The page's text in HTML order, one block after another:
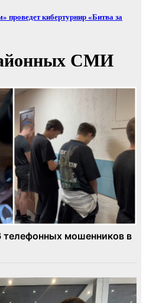
проведет кибертурнир «Битва за